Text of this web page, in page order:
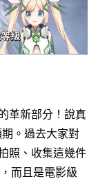
革新部分！說真
。過去大家對
照、收集這幾件
而且是電影級